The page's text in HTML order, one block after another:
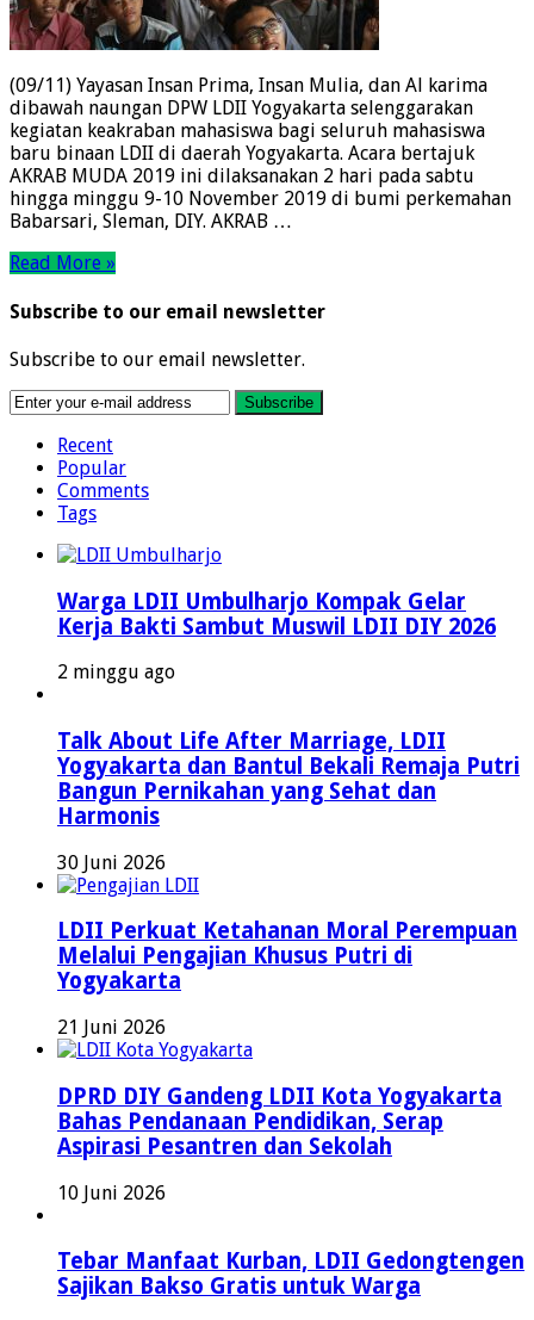
(09/11) Yayasan Insan Prima, Insan Mulia, dan Al karima
dibawah naungan DPW LDII Yogyakarta selenggarakan
kegiatan keakraban mahasiswa bagi seluruh mahasiswa
baru binaan LDII di daerah Yogyakarta. Acara bertajuk
AKRAB MUDA 2019 ini dilaksanakan 2 hari pada sabtu
hingga minggu 9-10 November 2019 di bumi perkemahan
Babarsari, Sleman, DIY. AKRAB …
Read More »
Subscribe to our email newsletter
Subscribe to our email newsletter.
Recent
Popular
Comments
Tags
Warga LDII Umbulharjo Kompak Gelar
Kerja Bakti Sambut Muswil LDII DIY 2026
2 minggu ago
Talk About Life After Marriage, LDII
Yogyakarta dan Bantul Bekali Remaja Putri
Bangun Pernikahan yang Sehat dan
Harmonis
30 Juni 2026
LDII Perkuat Ketahanan Moral Perempuan
Melalui Pengajian Khusus Putri di
Yogyakarta
21 Juni 2026
DPRD DIY Gandeng LDII Kota Yogyakarta
Bahas Pendanaan Pendidikan, Serap
Aspirasi Pesantren dan Sekolah
10 Juni 2026
Tebar Manfaat Kurban, LDII Gedongtengen
Sajikan Bakso Gratis untuk Warga